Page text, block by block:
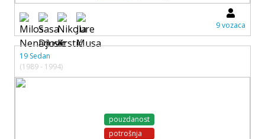
9 vozaca
19 Sedan
(1989 - 1994)
pouzdanost
potrošnja